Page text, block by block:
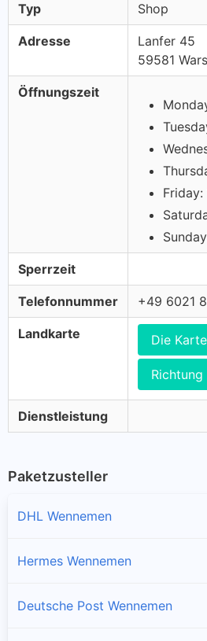
Typ Shop
Adresse
Lanfer 45
59581
Öffnungszeit
Friday:
Sperrzeit
Telefonnummer +49 6021
Landkarte Die
Richtung
Dienstleistung
Paketzusteller
DHL Wennemen
Hermes Wennemen
Deutsche Post Wennemen